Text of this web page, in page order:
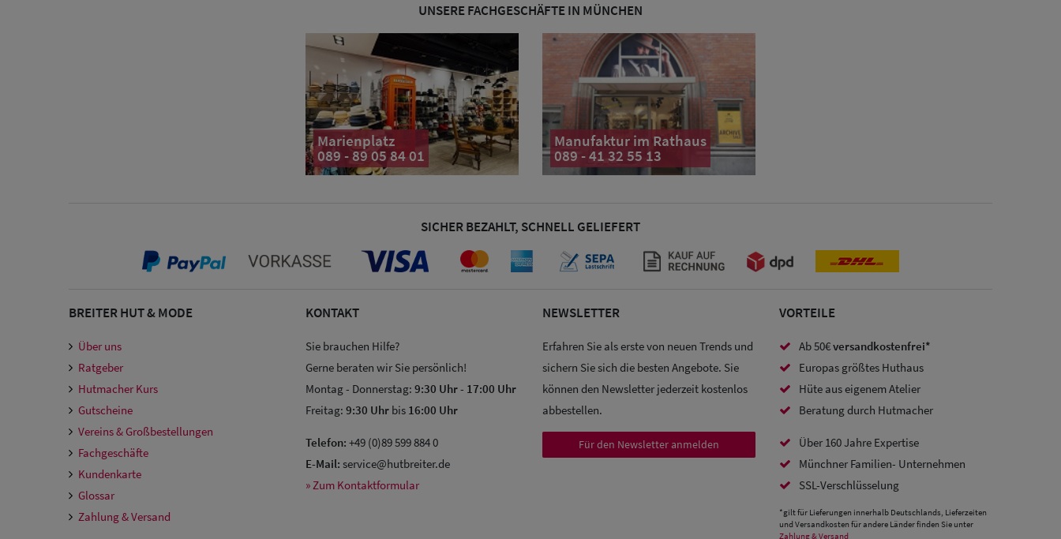
UNSERE FACHGESCHÄFTE IN MÜNCHEN
Marienplatz
089 - 89 05 84 01
Manufaktur im Rathaus
089 - 41 32 55 13
SICHER BEZAHLT, SCHNELL GELIEFERT
BREITER HUT & MODE
Über uns
Ratgeber
Hutmacher Kurs
Gutscheine
Vereins & Großbestellungen
Fachgeschäfte
Kundenkarte
Glossar
Zahlung & Versand
KONTAKT
Sie brauchen Hilfe?
Gerne beraten wir Sie persönlich!
Montag - Donnerstag: 9:30 Uhr- 17:00 Uhr
Freitag: 9:30 Uhr bis 16:00 Uhr
Telefon: +49 (0)89 599 884 0
E-Mail: service@hutbreiter.de
» Zum Kontaktformular
NEWSLETTER
Erfahren Sie als erste von neuen Trends und
sichern Sie sich die besten Angebote. Sie
können den Newsletter jederzeit kostenlos
abbestellen.
Für den Newsletter anmelden
VORTEILE
Ab 50€versandkostenfrei*
Europas größtes Huthaus
Hüte aus eigenem Atelier
Beratung durch Hutmacher
Über 160 Jahre Expertise
Münchner Familien- Unternehmen
SSL-Verschlüsselung
*gilt für Lieferungen innerhalb Deutschlands, Lieferzeiten
und Versandkosten für andere Länder finden Sie unter
Zahlung & Versand